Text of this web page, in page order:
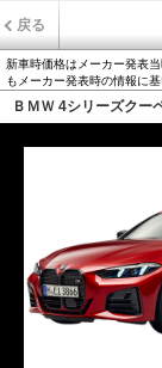
戻る
新車時価格はメーカー発表
もメーカー発表時の情報に基
ＢＭＷ 4シリーズクー